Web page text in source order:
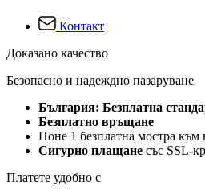
Контакт
Доказано качество
Безопасно и надеждно пазаруване
България: Безплатна
Безплатно връщане
Поне 1 безплатна мостра към
Сигурно плащане със SSL-
Платете удобно с